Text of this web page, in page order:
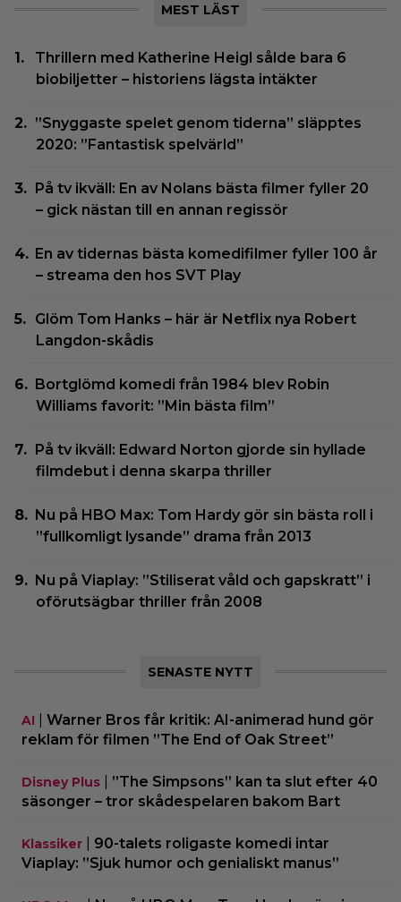
MEST LÄST
Thrillern med Katherine Heigl sålde bara 6
biobiljetter – historiens lägsta intäkter
”Snyggaste spelet genom tiderna” släpptes
2020: ”Fantastisk spelvärld”
På tv ikväll: En av Nolans bästa filmer fyller 20
– gick nästan till en annan regissör
En av tidernas bästa komedifilmer fyller 100 år
– streama den hos SVT Play
Glöm Tom Hanks – här är Netflix nya Robert
Langdon-skådis
Bortglömd komedi från 1984 blev Robin
Williams favorit: ”Min bästa film”
På tv ikväll: Edward Norton gjorde sin hyllade
filmdebut i denna skarpa thriller
Nu på HBO Max: Tom Hardy gör sin bästa roll i
”fullkomligt lysande” drama från 2013
Nu på Viaplay: ”Stiliserat våld och gapskratt” i
oförutsägbar thriller från 2008
SENASTE NYTT
AI
Warner Bros får kritik: AI-animerad hund gör
reklam för filmen ”The End of Oak Street”
Disney Plus
”The Simpsons” kan ta slut efter 40
säsonger – tror skådespelaren bakom Bart
Klassiker
90-talets roligaste komedi intar
Viaplay: ”Sjuk humor och genialiskt manus”